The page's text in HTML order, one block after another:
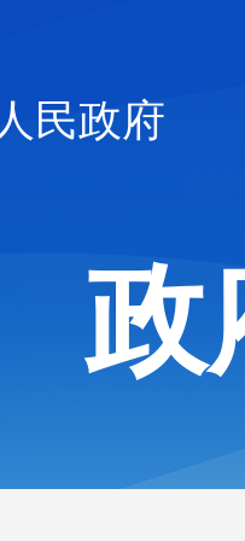
民政府
政